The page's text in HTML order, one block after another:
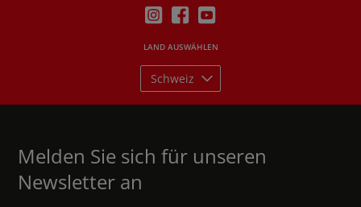
LAND AUSWÄHLEN
Schweiz
Melden Sie sich für unseren
Newsletter an